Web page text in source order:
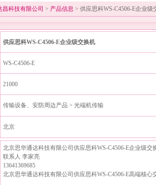
昌科技有限公司 > 产品信息 > 供应思科WS-C4506-E企业级
供应思科WS-C4506-E企业级交换机
WS-C4506-E
21000
传输设备、安防周边产品 > 光端机传输
北京
北京思华通达科技有限公司供应思科WS-C4506-E企业级交
联系人 李家亮
13641369685
北京思华通达科技有限公司供应思科WS-C4506-E高端核心